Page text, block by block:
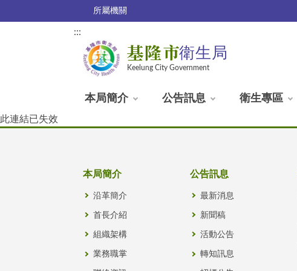
所屬機關
:::
基隆市衛生局
Keelung City Government
本局簡介 公告訊息 衛生專區
此連結已失效
本局簡介
沿革簡介
首長介紹
組織架構
業務職掌
公告訊息
最新消息
新聞稿
活動公告
轉知訊息